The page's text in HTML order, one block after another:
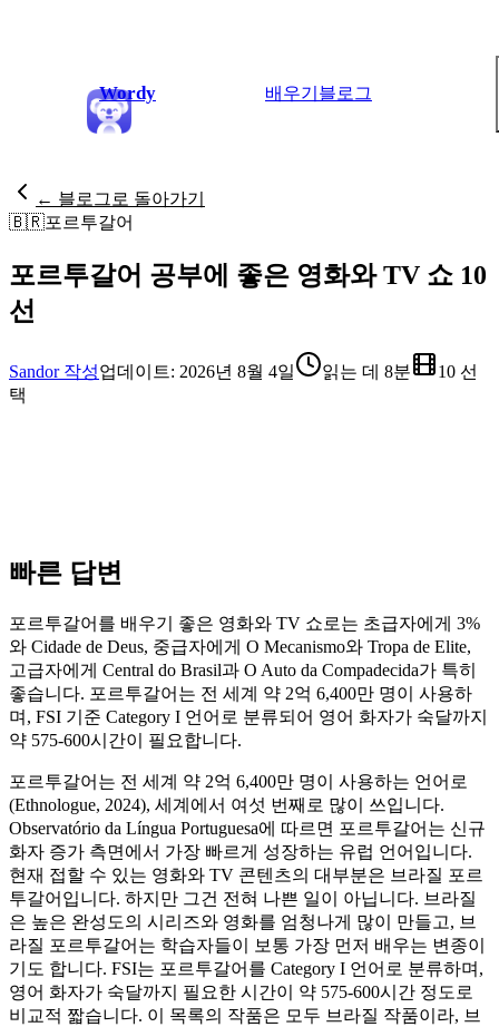
Wordy 배우기 블로그
← 블로그로 돌아가기
🇧🇷포르투갈어
포르투갈어 공부에 좋은 영화와 TV 쇼 10
선
Sandor 작성업데이트: 2026년 8월 4일 읽는 데 8분
10 선
택
빠른 답변
포르투갈어를 배우기 좋은 영화와 TV 쇼로는 초급자에게 3%
와 Cidade de Deus, 중급자에게 O Mecanismo와 Tropa de Elite,
고급자에게 Central do Brasil과 O Auto da Compadecida가 특히
좋습니다. 포르투갈어는 전 세계 약 2억 6,400만 명이 사용하
며, FSI 기준 Category I 언어로 분류되어 영어 화자가 숙달까지
약 575-600시간이 필요합니다.
포르투갈어는 전 세계 약 2억 6,400만 명이 사용하는 언어로
(Ethnologue, 2024), 세계에서 여섯 번째로 많이 쓰입니다.
Observatório da Língua Portuguesa에 따르면 포르투갈어는 신규
화자 증가 측면에서 가장 빠르게 성장하는 유럽 언어입니다.
현재 접할 수 있는 영화와 TV 콘텐츠의 대부분은 브라질 포르
투갈어입니다. 하지만 그건 전혀 나쁜 일이 아닙니다. 브라질
은 높은 완성도의 시리즈와 영화를 엄청나게 많이 만들고, 브
라질 포르투갈어는 학습자들이 보통 가장 먼저 배우는 변종이
기도 합니다. FSI는 포르투갈어를 Category I 언어로 분류하며,
영어 화자가 숙달까지 필요한 시간이 약 575-600시간 정도로
비교적 짧습니다. 이 목록의 작품은 모두 브라질 작품이라, 브